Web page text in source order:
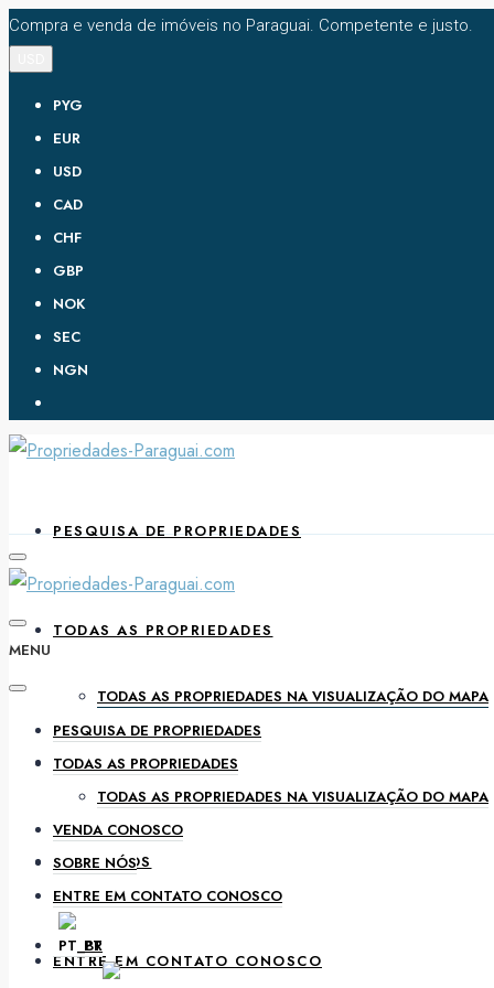
Compra e venda de imóveis no Paraguai. Competente e justo.
PYG
EUR
USD
CAD
CHF
GBP
NOK
SEC
NGN
PESQUISA DE PROPRIEDADES
TODAS AS PROPRIEDADES
TODAS AS PROPRIEDADES NA VISUALIZAÇÃO DO MAPA
VENDA CONOSCO
SOBRE NÓS
ENTRE EM CONTATO CONOSCO
MENU
PESQUISA DE PROPRIEDADES
TODAS AS PROPRIEDADES
TODAS AS PROPRIEDADES NA VISUALIZAÇÃO DO MAPA
VENDA CONOSCO
SOBRE NÓS
ENTRE EM CONTATO CONOSCO
PT